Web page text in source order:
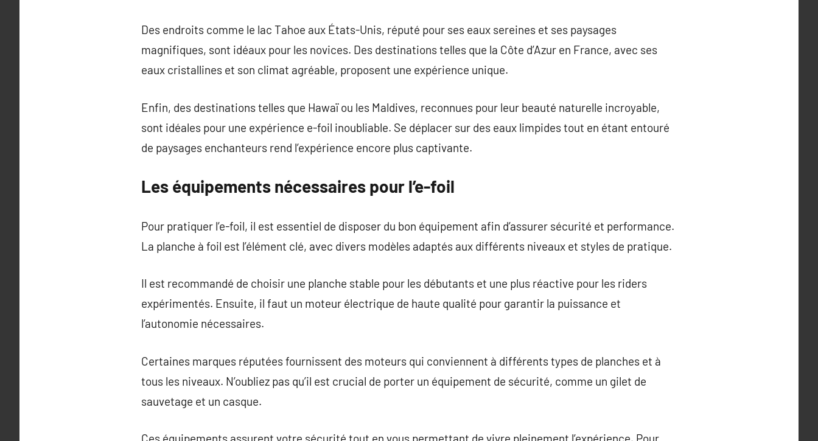
Des endroits comme le lac Tahoe aux États-Unis, réputé pour ses eaux sereines et ses paysages
magnifiques, sont idéaux pour les novices. Des destinations telles que la Côte d’Azur en France, avec ses
eaux cristallines et son climat agréable, proposent une expérience unique.
Enfin, des destinations telles que Hawaï ou les Maldives, reconnues pour leur beauté naturelle incroyable,
sont idéales pour une expérience e-foil inoubliable. Se déplacer sur des eaux limpides tout en étant entouré
de paysages enchanteurs rend l’expérience encore plus captivante.
Les équipements nécessaires pour l’e-foil
Pour pratiquer l’e-foil, il est essentiel de disposer du bon équipement afin d’assurer sécurité et performance.
La planche à foil est l’élément clé, avec divers modèles adaptés aux différents niveaux et styles de pratique.
Il est recommandé de choisir une planche stable pour les débutants et une plus réactive pour les riders
expérimentés. Ensuite, il faut un moteur électrique de haute qualité pour garantir la puissance et
l’autonomie nécessaires.
Certaines marques réputées fournissent des moteurs qui conviennent à différents types de planches et à
tous les niveaux. N’oubliez pas qu’il est crucial de porter un équipement de sécurité, comme un gilet de
sauvetage et un casque.